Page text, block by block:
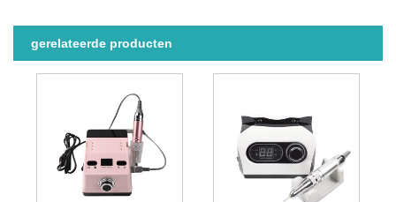
gerelateerde producten